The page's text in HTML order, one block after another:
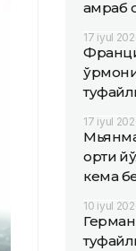
қамраб
17 iyul
17 iyul
Мьянма
ортиқ
кема
10 iyul